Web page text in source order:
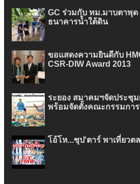
GC ร่วมกับ ทม.มาบตาพุด
ธนาคารน้ำใต้ดิน
ขอแสดงความยินดีกับ
CSR-DIW Award 2013
ระยอง สมาคมฯจัดประชุ
พร้อมจัดตั้งคณะกรรมกา
โอ้โห...ซุป'ตาร์ พาเที่ยวต